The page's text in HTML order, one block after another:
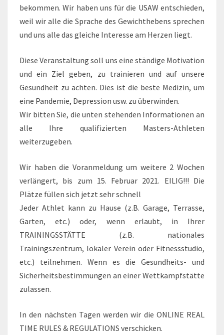
bekommen. Wir haben uns für die USAW entschieden,
weil wir alle die Sprache des Gewichthebens sprechen
und uns alle das gleiche Interesse am Herzen liegt.
Diese Veranstaltung soll uns eine ständige Motivation
und ein Ziel geben, zu trainieren und auf unsere
Gesundheit zu achten. Dies ist die beste Medizin, um
eine Pandemie, Depression usw. zu überwinden.
Wir bitten Sie, die unten stehenden Informationen an
alle Ihre qualifizierten Masters-Athleten
weiterzugeben.
Wir haben die Voranmeldung um weitere 2 Wochen
verlängert, bis zum 15. Februar 2021. EILIG!!! Die
Plätze füllen sich jetzt sehr schnell
Jeder Athlet kann zu Hause (z.B. Garage, Terrasse,
Garten, etc.) oder, wenn erlaubt, in Ihrer
TRAININGSSTÄTTE (z.B. nationales
Trainingszentrum, lokaler Verein oder Fitnessstudio,
etc.) teilnehmen. Wenn es die Gesundheits- und
Sicherheitsbestimmungen an einer Wettkampfstätte
zulassen.
In den nächsten Tagen werden wir die ONLINE REAL
TIME RULES & REGULATIONS verschicken.